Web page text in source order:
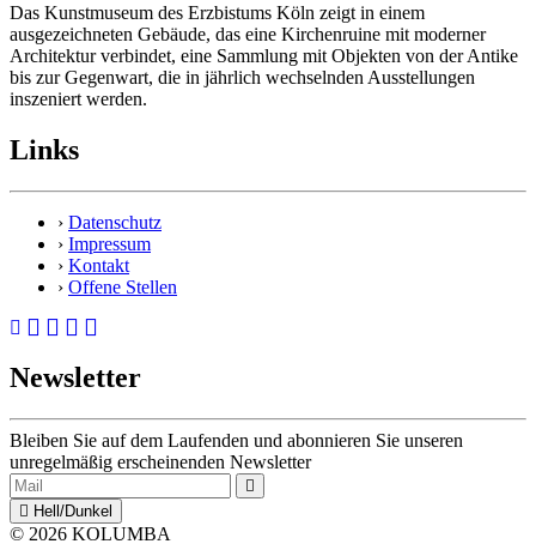
Das Kunstmuseum des Erzbistums Köln zeigt in einem
ausgezeichneten Gebäude, das eine Kirchenruine mit moderner
Architektur verbindet, eine Sammlung mit Objekten von der Antike
bis zur Gegenwart, die in jährlich wechselnden Ausstellungen
inszeniert werden.
Links
› Datenschutz
› Impressum
› Kontakt
› Offene Stellen
Newsletter
Bleiben Sie auf dem Laufenden und abonnieren Sie unseren
unregelmäßig erscheinenden Newsletter
Hell/Dunkel
© 2026 KOLUMBA